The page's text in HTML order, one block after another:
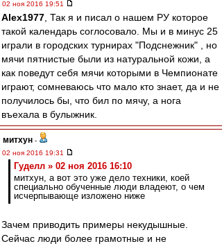
02 ноя 2016 19:51
Alex1977 , Так я и писал о нашем РУ которое
такой календарь соглосовало. Мы и в минус 25
играли в городских турнирах "Подснежник" , но
мячи пятнистые были из натуральной кожи, а
как поведут себя мячи которыми в Чемпионате
играют, сомневаюсь что мало кто знает, да и не
получилось бы, что бил по мячу, а нога
въехала в булыжник.
митхун -
02 ноя 2016 19:31
Гуделл » 02 ноя 2016 16:10
митхун, а вот это уже дело техники, коей
специально обученные люди владеют, о чем
исчерпывающе изложено ниже
Зачем приводить примеры некудышные.
Сейчас люди более грамотные и не